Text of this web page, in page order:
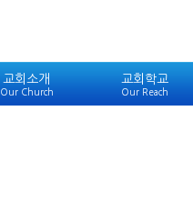
교회소개
Our Church
교회학교
Our Reach